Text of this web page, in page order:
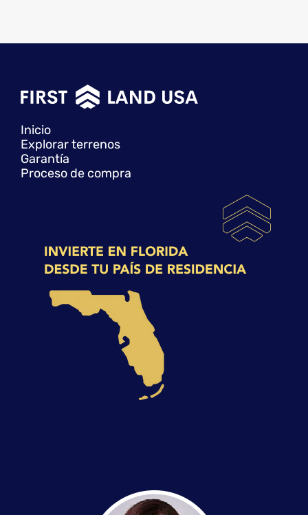
Inicio
Explorar terrenos
Garantía
Proceso de compra